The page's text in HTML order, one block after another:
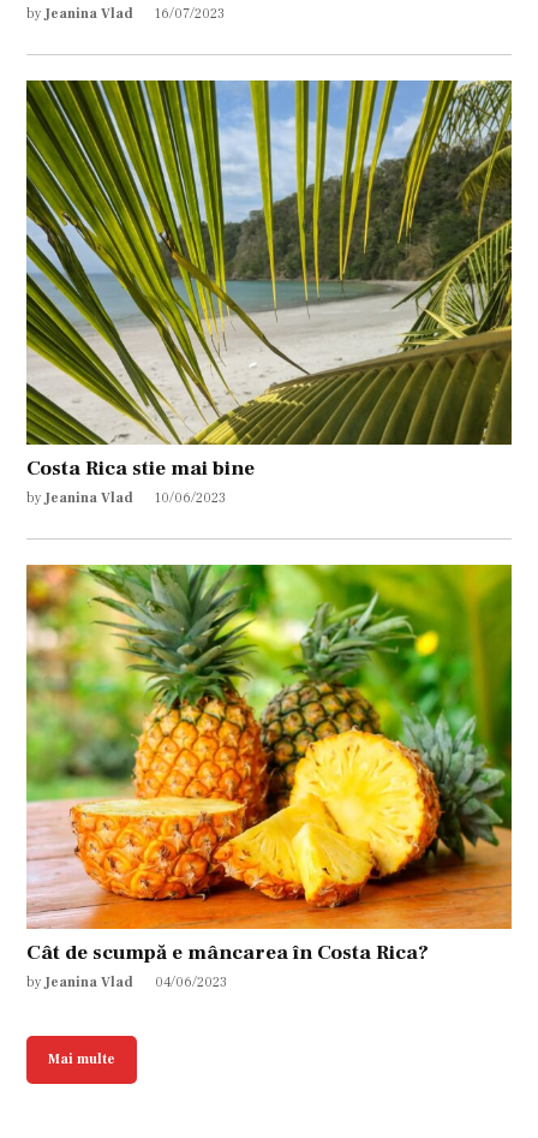
by Jeanina Vlad 16/07/2023
Costa Rica stie mai bine
by Jeanina Vlad 10/06/2023
Cât de scumpă e mâncarea în Costa Rica?
by Jeanina Vlad 04/06/2023
Mai multe